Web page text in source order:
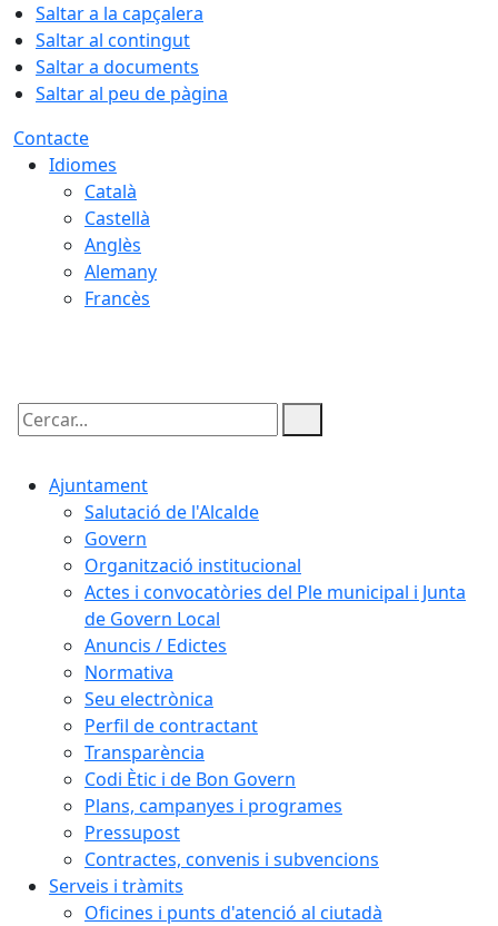
Saltar a la capçalera
Saltar al contingut
Saltar a documents
Saltar al peu de pàgina
Contacte
Idiomes
Català
Castellà
Anglès
Alemany
Francès
Cercar:
Ajuntament
Salutació de l'Alcalde
Govern
Organització institucional
Actes i convocatòries del Ple municipal i Junta
de Govern Local
Anuncis / Edictes
Normativa
Seu electrònica
Perfil de contractant
Transparència
Codi Ètic i de Bon Govern
Plans, campanyes i programes
Pressupost
Contractes, convenis i subvencions
Serveis i tràmits
Oficines i punts d'atenció al ciutadà